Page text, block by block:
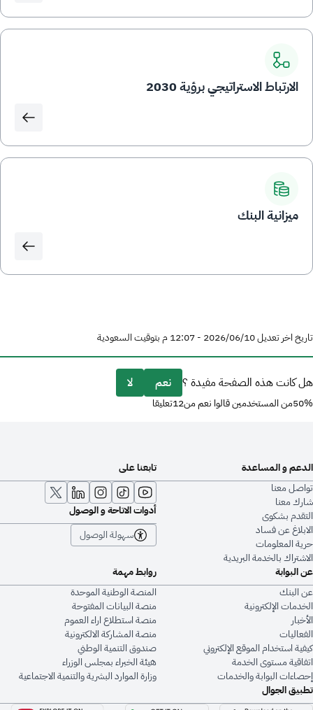
الارتباط الاستراتيجي برؤية 2030
ميزانية البنك
تاريخ اخر تعديل 10‏/06‏/2026 - 12:07 م بتوقيت السعودية
هل كانت هذه الصفحة مفيدة ؟ نعم لا
50%من المستخدمين قالوا نعم من12تعليقا
عن البوابة
عن البنك
الخدمات الإلكترونية
الأخبار
الفعاليات
كيفية استخدام الموقع الإلكتروني
اتفاقية مستوى الخدمة
إحصاءات البوابة والخدمات
روابط مهمة
المنصة الوطنية الموحدة
منصة البيانات المفتوحة
منصة استطلاع اراء العموم
منصة المشاركة الالكترونية
صندوق التنمية الوطني
هيئة الخبراء بمجلس الوزراء
وزارة الموارد البشرية والتنمية الاجتماعية
الدعم و المساعدة
تواصل معنا
شارك معنا
التقدم بشكوى
الابلاغ عن فساد
حرية المعلومات
الاشتراك بالخدمة البريدية
تابعنا على
أدوات الاتاحة و الوصول
سهولة الوصول
تطبيق الجوال